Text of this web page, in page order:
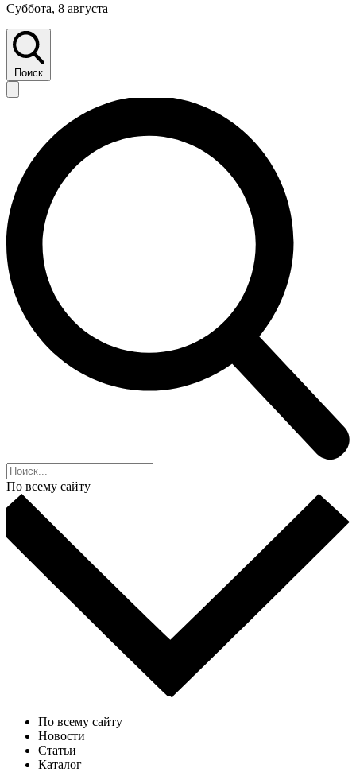
Суббота, 8 августа
Поиск
По всему сайту
По всему сайту
Новости
Статьи
Каталог